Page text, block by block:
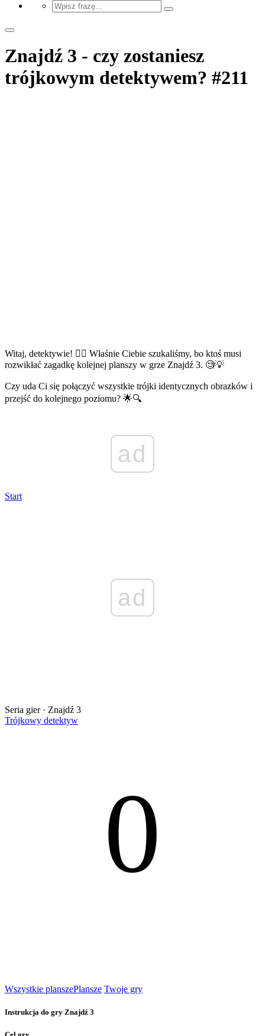
Znajdź 3 - czy zostaniesz
trójkowym detektywem? #211
Witaj, detektywie! 🕵️‍♂️ Właśnie Ciebie szukaliśmy, bo ktoś musi
rozwikłać zagadkę kolejnej planszy w grze Znajdź 3. 🧐💡
Czy uda Ci się połączyć wszystkie trójki identycznych obrazków i
przejść do kolejnego poziomu? 🌟🔍
ad
Start
ad
Seria gier · Znajdź 3
Trójkowy detektyw
0
Wszystkie planszePlansze Twoje gry
Instrukcja do gry Znajdź 3